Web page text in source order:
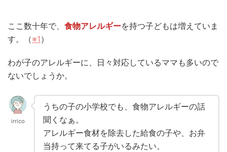
ここ数十年で、 食物アレルギーを持つ子どもは増えていま
す。（※1）
わが子のアレルギーに、日々対応しているママも多いので
ないでしょうか。
irrico
うちの子の小学校でも、食物アレルギーの話
聞くなぁ。
アレルギー食材を除去した給食の子や、お弁
当持って来てる子がいるみたい。